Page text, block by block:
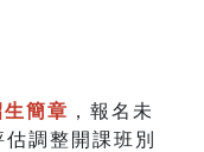
簡章 ，報名未
調整開課班別